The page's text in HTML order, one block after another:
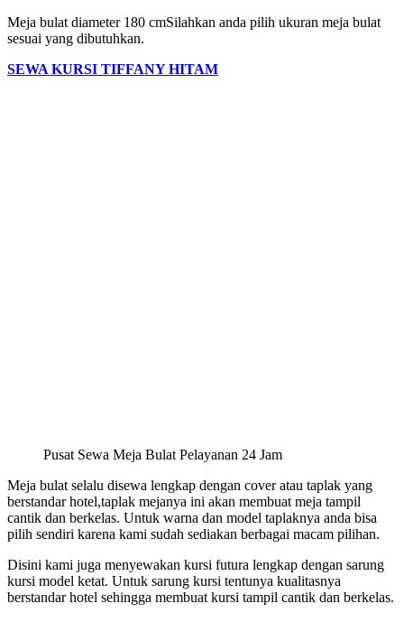
Meja bulat diameter 180 cmSilahkan anda pilih ukuran meja bulat
sesuai yang dibutuhkan.
SEWA KURSI TIFFANY HITAM
Pusat Sewa Meja Bulat Pelayanan 24 Jam
Meja bulat selalu disewa lengkap dengan cover atau taplak yang
berstandar hotel,taplak mejanya ini akan membuat meja tampil
cantik dan berkelas. Untuk warna dan model taplaknya anda bisa
pilih sendiri karena kami sudah sediakan berbagai macam pilihan.
Disini kami juga menyewakan kursi futura lengkap dengan sarung
kursi model ketat. Untuk sarung kursi tentunya kualitasnya
berstandar hotel sehingga membuat kursi tampil cantik dan berkelas.